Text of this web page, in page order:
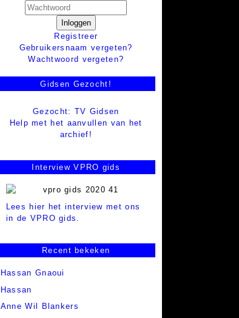
Inloggen
Registreer
Gebruikersnaam vergeten?
Wachtwoord vergeten?
Gidsen Gezocht!
Gezocht: TV Gidsen
Help met het aanvullen van het
archief!
Interview VPRO gids
Lees hier het interview met ons
in de VPRO gids.
Recent bekeken
Hassan Gnaoui
Hassan
Anne Wil Blankers